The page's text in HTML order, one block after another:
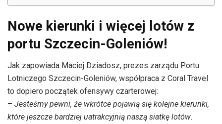
Nowe kierunki i więcej lotów z
portu Szczecin-Goleniów!
Jak zapowiada Maciej Dziadosz, prezes zarządu Portu
Lotniczego Szczecin-Goleniów, współpraca z Coral Travel
to dopiero początek ofensywy czarterowej:
– Jesteśmy pewni, że wkrótce pojawią się kolejne kierunki,
które jeszcze bardziej uatrakcyjnią naszą siatkę lotów.